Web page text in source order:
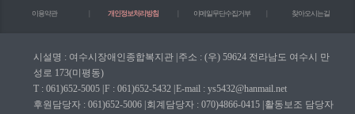
이용약관 개인정보처리방침 이메일무단수집거부 찾아오시는길
시설명 : 여수시장애인종합복지관 주소 : (우) 59624 전라남도 여수시 만
성로 173(미평동)
T : 061)652-5005 F : 061)652-5432 E-mail : ys5432@hanmail.net
후원담당자 : 061)652-5006 회계담당자 : 070)4866-0415 활동보조 담당자